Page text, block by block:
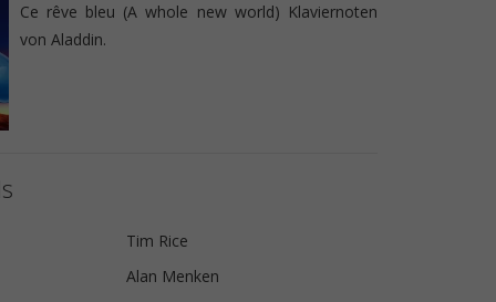
Ce rêve bleu (A whole new world) Klaviernoten
von Aladdin.
Tim Rice
Alan Menken